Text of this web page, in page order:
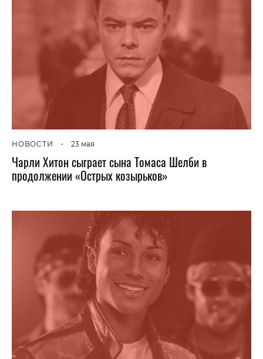
НОВОСТИ • 23 мая
Чарли Хитон сыграет сына Томаса Шелби в
продолжении «Острых козырьков»